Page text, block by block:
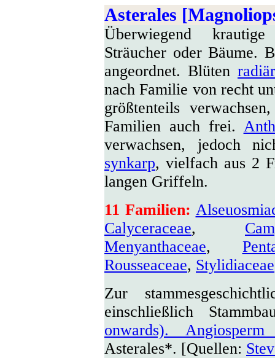
Asterales
Überwiegend
Sträucher oder Bäume.
angeordnet. Blüten
nach Familie von recht
größtenteils
Familien auch frei.
verwachsen, jedoch
synkarp, vielfach aus 2
langen Griffeln.
11 Familien:
Calyceraceae,
Menyanthaceae,
Rousseaceae, Stylidiaceae
Zur
einschließlich
onwards).
Asterales*. [Quellen: